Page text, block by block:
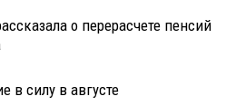
о перерасчете пенсий
в силу в августе